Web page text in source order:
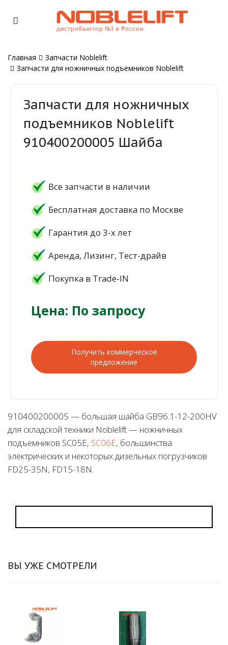
Главная
Запчасти Noblelift
Запчасти для ножничных подъемников Noblelift
Запчасти для ножничных
подъемников Noblelift
910400200005 Шайба
Все запчасти в наличии
Бесплатная доставка по Москве
Гарантия до 3-х лет
Аренда, Лизинг, Тест-драйв
Покупка в Trade-IN
Цена: По запросу
Получить коммерческое
предложение
910400200005 — большая шайба GB96.1-12-200HV
для складской техники Noblelift — ножничных
подъемников SC05E, SC06E, большинства
электрических и некоторых дизельных погрузчиков
FD25-35N, FD15-18N.
ВЫ УЖЕ СМОТРЕЛИ